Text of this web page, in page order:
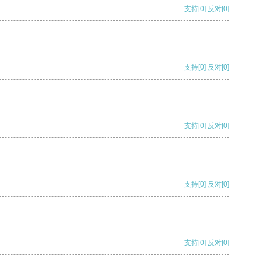
支持[0] 反对[0]
支持[0] 反对[0]
支持[0] 反对[0]
支持[0] 反对[0]
支持[0] 反对[0]